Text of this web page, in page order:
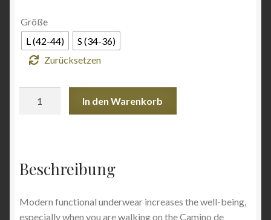
27,95 €13,50 €.
Größe
L (42-44)
S (34-36)
Zurücksetzen
In den Warenkorb
Beschreibung
Modern functional underwear increases the well-being,
especially when you are walking on the Camino de